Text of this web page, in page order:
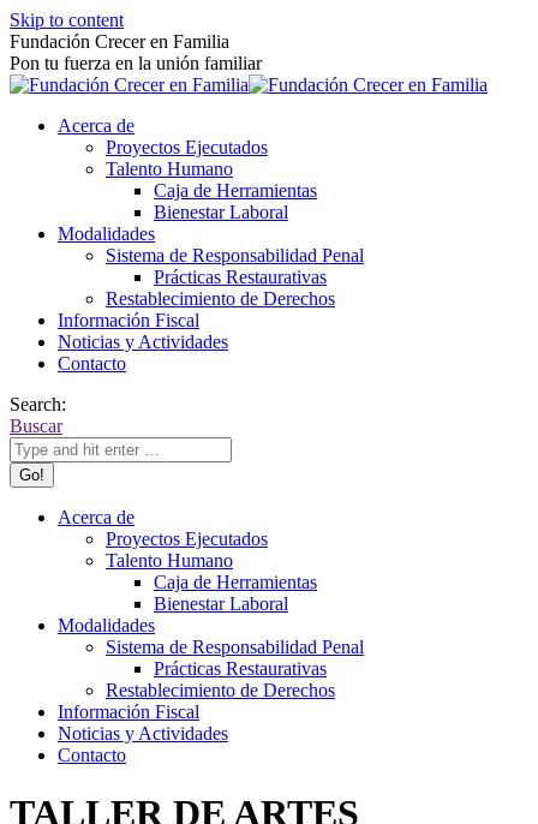
Skip to content
Fundación Crecer en Familia
Pon tu fuerza en la unión familiar
Acerca de
Proyectos Ejecutados
Talento Humano
Caja de Herramientas
Bienestar Laboral
Modalidades
Sistema de Responsabilidad Penal
Prácticas Restaurativas
Restablecimiento de Derechos
Información Fiscal
Noticias y Actividades
Contacto
Search:
Buscar
Acerca de
Proyectos Ejecutados
Talento Humano
Caja de Herramientas
Bienestar Laboral
Modalidades
Sistema de Responsabilidad Penal
Prácticas Restaurativas
Restablecimiento de Derechos
Información Fiscal
Noticias y Actividades
Contacto
TALLER DE ARTES